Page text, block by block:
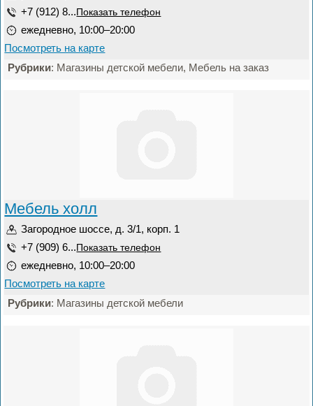
+7 (912) 8... Показать телефон
ежедневно, 10:00–20:00
Посмотреть на карте
Рубрики: Магазины детской мебели, Мебель на заказ
Мебель холл
Загородное шоссе, д. 3/1, корп. 1
+7 (909) 6... Показать телефон
ежедневно, 10:00–20:00
Посмотреть на карте
Рубрики: Магазины детской мебели